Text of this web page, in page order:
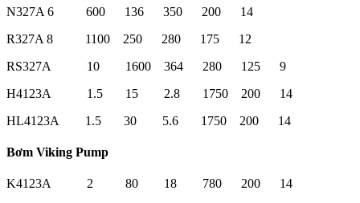
N327A 6 600 136 350 200 14
R327A 8 1100 250 280 175 12
RS327A 10 1600 364 280 125 9
H4123A 1.5 15 2.8 1750 200 14
HL4123A 1.5 30 5.6 1750 200 14
Bơm Viking Pump
K4123A 2 80 18 780 200 14